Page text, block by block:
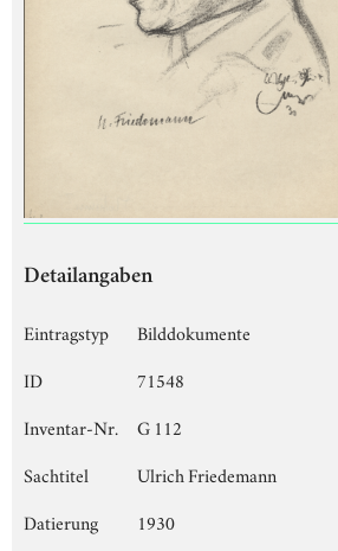
Detailangaben
Eintragstyp
Bilddokumente
ID
71548
Inventar-Nr.
G 112
Sachtitel
Ulrich Friedemann
Datierung
1930